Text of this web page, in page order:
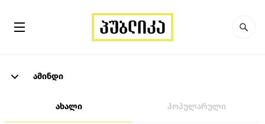
ამინდი
ახალი პოპულარული